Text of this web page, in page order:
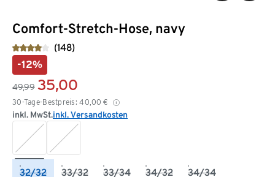
Comfort-Stretch-Hose, navy
(148)
-12%
49,99 35,00
30-Tage-Bestpreis: 40,00 €
inkl. MwSt.inkl. Versandkosten
32/32 33/32 33/34 34/32 34/34